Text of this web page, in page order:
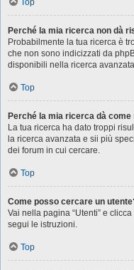
Top
Perché la mia ricerca non dà
Probabilmente la tua ricerca è
che non sono indicizzati da
disponibili nella ricerca
Top
Perché la mia ricerca dà
La tua ricerca ha dato troppi
la ricerca avanzata e sii più
dei forum in cui cercare.
Top
Come posso cercare un
Vai nella pagina “Utenti” e
segui le istruzioni.
Top